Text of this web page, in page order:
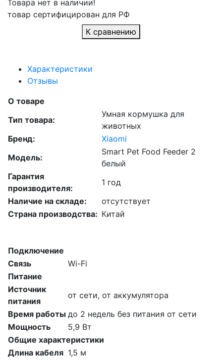
Товара нет в наличии!
товар сертифицирован для РФ
К сравнению
Характеристики
Отзывы
Подключение
Связь
Wi-Fi
Питание
Источник
питания
от сети, от аккумулятора
Время работы до 2 недель без питания от сети
Мощность
5,9 Вт
Общие характеристики
Длина кабеля 1,5 м
О товаре
Тип товара:
Умная кормушка для
животных
Бренд:
Xiaomi
Модель:
Smart Pet Food Feeder 2
белый
Гарантия
производителя:
1 год
Наличие на складе:
отсутствует
Страна производства: Китай